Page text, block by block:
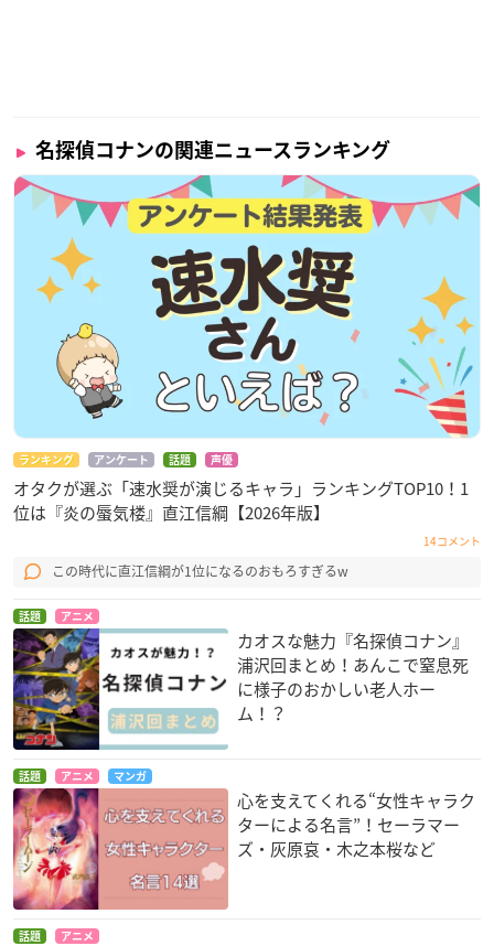
名探偵コナンの関連ニュースランキング
ランキング アンケート 話題 声優
オタクが選ぶ「速水奨が演じるキャラ」ランキングTOP10！1
位は『炎の蜃気楼』直江信綱【2026年版】
14コメント
この時代に直江信綱が1位になるのおもろすぎるw
話題 アニメ
カオスな魅力『名探偵コナン』
浦沢回まとめ！あんこで窒息死
に様子のおかしい老人ホー
ム！？
話題 アニメ マンガ
心を支えてくれる“女性キャラク
ターによる名言”！セーラマー
ズ・灰原哀・木之本桜など
話題 アニメ